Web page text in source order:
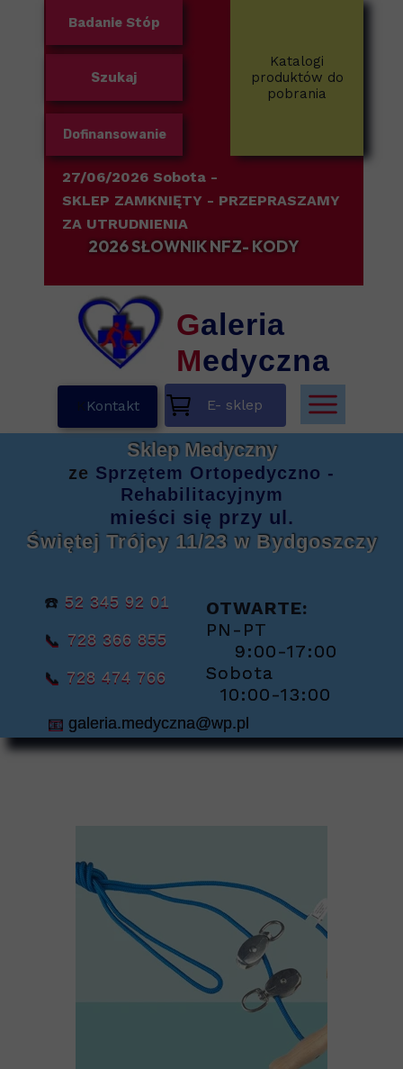
📧 galeria.medyczna@wp.pl
Kontakt
27/06/2026 Sobota -
SKLEP ZAMKNIĘTY - PRZEPRASZAMY
ZA UTRUDNIENIA
☎️ 52 345 92 01
📞 728 366 855
📞 728 474 766
OTWARTE:
PN-PT
9:00-17:00
Sobota
10:00-13:00
Galeria
Medyczna
Sklep Medyczny
ze Sprzętem Ortopedyczno -
Rehabilitacyjnym
mieści się przy ul.
Świętej Trójcy 11/23 w Bydgoszczy
E- sklep
Katalogi
produktów do
pobrania
2026 SŁOWNIK NFZ- KODY
Badanie Stóp
Szukaj
Dofinansowanie